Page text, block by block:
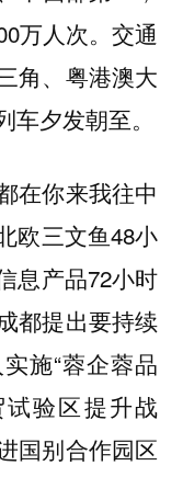
万人次。交通
角、粤港澳大
夕发朝至。
在你来我往中
欧三文鱼48小
息产品72小时
都提出要持续
施“蓉企蓉品
验区提升战
国别合作园区